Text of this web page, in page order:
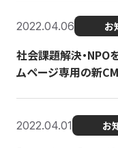
2022.04.06 お
社会課題解決・NPO
ムページ専用の新
2022.04.01 お